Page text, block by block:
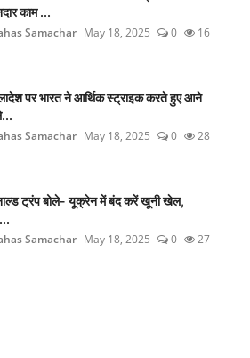
काम ...
Samachar May 18, 2025 0 16
पर भारत ने आर्थिक स्ट्राइक करते हुए आने
Samachar May 18, 2025 0 28
ट्रंप बोले- यूक्रेन में बंद करें खूनी खेल,
Samachar May 18, 2025 0 27